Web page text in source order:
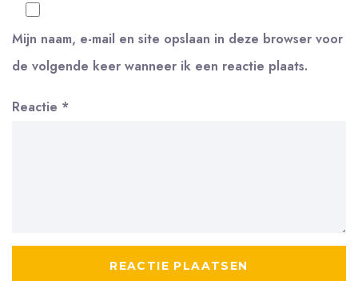
Mijn naam, e-mail en site opslaan in deze browser voor
de volgende keer wanneer ik een reactie plaats.
Reactie *